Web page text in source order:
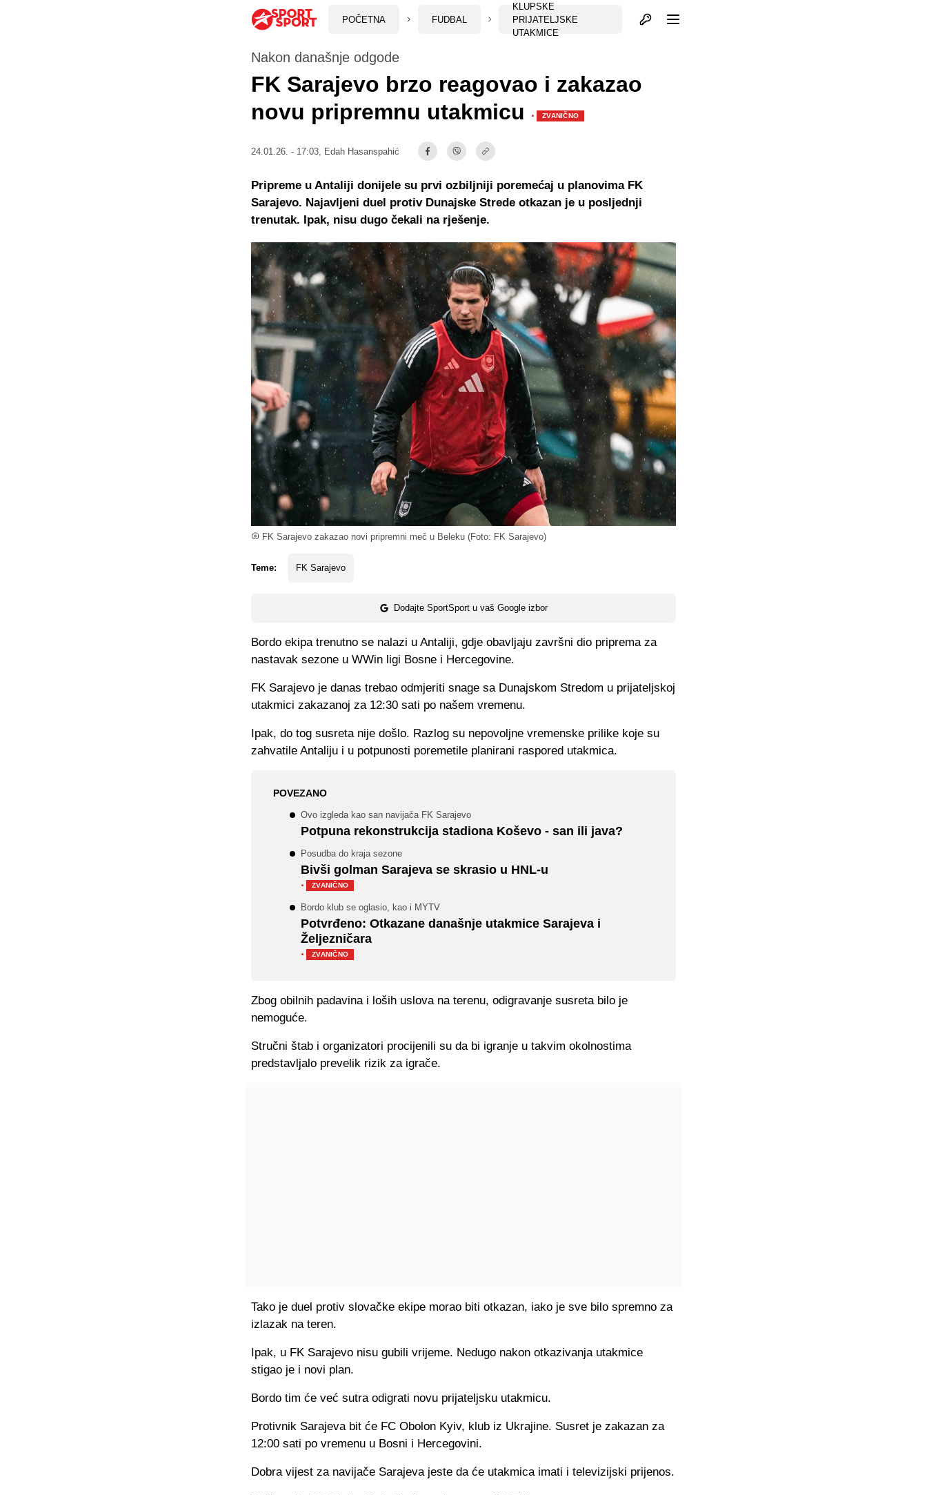
POČETNA FUDBAL
KLUPSKE
PRIJATELJSKE
UTAKMICE
Otvori profil
FK Sarajevo zakazao novi pripremni meč u Beleku (Foto: FK Sarajevo)
Nakon današnje odgode
FK Sarajevo brzo reagovao i zakazao
novu pripremnu utakmicu · ZVANIČNO
24.01.26. - 17:03, Edah Hasanspahić
Teme: FK Sarajevo
Dodajte SportSport u vaš Google izbor
Pripreme u Antaliji donijele su prvi ozbiljniji poremećaj u planovima FK
Sarajevo. Najavljeni duel protiv Dunajske Strede otkazan je u posljednji
trenutak. Ipak, nisu dugo čekali na rješenje.
Bordo ekipa trenutno se nalazi u Antaliji, gdje obavljaju završni dio priprema za
nastavak sezone u WWin ligi Bosne i Hercegovine.
FK Sarajevo je danas trebao odmjeriti snage sa Dunajskom Stredom u prijateljskoj
utakmici zakazanoj za 12:30 sati po našem vremenu.
Ipak, do tog susreta nije došlo. Razlog su nepovoljne vremenske prilike koje su
zahvatile Antaliju i u potpunosti poremetile planirani raspored utakmica.
POVEZANO
Ovo izgleda kao san navijača FK Sarajevo
Potpuna rekonstrukcija stadiona Koševo - san ili java?
Posudba do kraja sezone
Bivši golman Sarajeva se skrasio u HNL-u
·
ZVANIČNO
Bordo klub se oglasio, kao i MYTV
Potvrđeno: Otkazane današnje utakmice Sarajeva i
Željezničara
·
ZVANIČNO
Zbog obilnih padavina i loših uslova na terenu, odigravanje susreta bilo je
nemoguće.
Stručni štab i organizatori procijenili su da bi igranje u takvim okolnostima
predstavljalo prevelik rizik za igrače.
Tako je duel protiv slovačke ekipe morao biti otkazan, iako je sve bilo spremno za
izlazak na teren.
Ipak, u FK Sarajevo nisu gubili vrijeme. Nedugo nakon otkazivanja utakmice
stigao je i novi plan.
Bordo tim će već sutra odigrati novu prijateljsku utakmicu.
Protivnik Sarajeva bit će FC Obolon Kyiv, klub iz Ukrajine. Susret je zakazan za
12:00 sati po vremenu u Bosni i Hercegovini.
Dobra vijest za navijače Sarajeva jeste da će utakmica imati i televizijski prijenos.